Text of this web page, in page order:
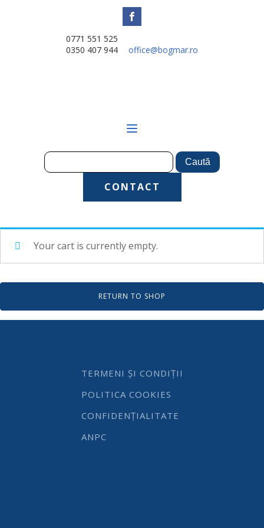
0771 551 525
0350 407 944
office@bogmar.ro
CONTACT
Your cart is currently empty.
RETURN TO SHOP
TERMENI ȘI CONDIȚII
POLITICA COOKIES
CONFIDENȚIALITATE
ANPC